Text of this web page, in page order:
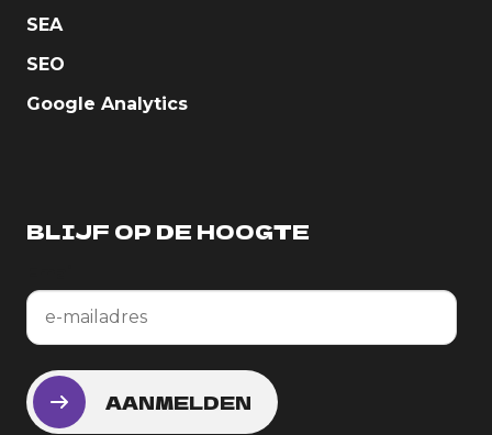
SEA
SEO
Google Analytics
BLIJF OP DE HOOGTE